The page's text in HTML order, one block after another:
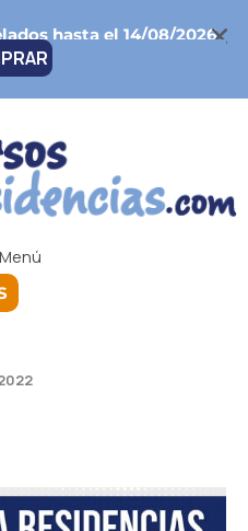
hasta el 14/08/2026
Menú